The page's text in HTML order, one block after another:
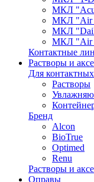
МКЛ
МКЛ "Air
МКЛ
МКЛ "Air
Контактные
Растворы и
Для
Растворы
Бренд
Alcon
BioTrue
Optimed
Renu
Растворы и
Оправы